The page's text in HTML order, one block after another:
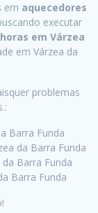
em aquecedores
executar
em Várzea
em Várzea da
problemas
Barra Funda
da Barra Funda
Barra Funda
Barra Funda